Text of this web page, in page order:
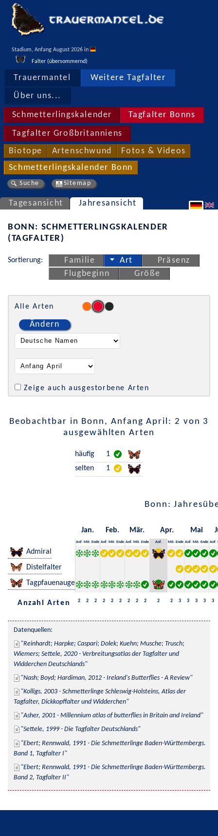
Stadium, Anfang August 2026 in
Falter (übersommernd)
Trauermantel Weitere Tagfalter
Über uns...
Schmetterlingskalender Tagfalter Bonns
Tagfalter Großbritanniens
Biotope Artenschwund Fotos & Videos
Schmetterlingskalender Bonn
Suche Sitemap
Tagesansicht Jahresansicht
BONN: SCHMETTERLINGSKALENDER
(TAGFALTER)
Sortierung: Familie Art
Präsenz
Flugbeginn
Größe
Alle Arten
Ändern
Zeige auch ausgestorbene Arten
Beobachtbar in Bonn, Anfang April: 2 von 3
ausgewählten Arten
häufig
1
selten
1
Bonn:
Jan. Feb. Mär. Apr. Mai
Anf. Mit. Ende Anf. Mit. Ende Anf. Mit. Ende Anf. Mit. Ende Anf. Mit. Ende Anf.
Admiral
Distelfalter
Tagpfauenauge
Anzahl Arten 2 2 2 2 2 2 2 2 2 2 2 3 3 3 3 3
Datenquellen:
Reinhardt; Harpke; Caspari; Dolek; Kuehn; Musche; Trusch;
Wiemers; Settele, 2020 - Verbreitungsatlas der Tagfalter und
Widderchen Deutschlands
Nash; Boyd; Hardiman, 2012 - Ireland's Butterflies - A Review
Kolligs, 2003 - Schmetterlinge Schleswig-Holsteins, Atlas der
Tagfalter, Dickkopffalter und Widderchen
Asher, 2001 - Millennium atlas of butterflies in Britain and Ireland
Settele, 1999 - Die Tagfalter Deutschlands
Ebert; Rennwald, 1991 - Die Schmetterlinge Baden-Württembergs.
Band 1, Tagfalter I
Ebert; Rennwald, 1991 - Die Schmetterlinge Baden-Württembergs.
Band 2, Tagfalter II